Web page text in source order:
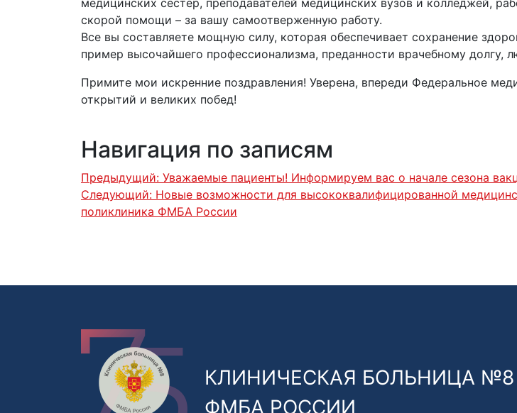
скорой помощи – за вашу самоотверженную работу.
Все вы составляете мощную силу, которая обеспечивает сохранение
пример высочайшего профессионализма, преданности врачебному долгу,
Примите мои искренние поздравления! Уверена, впереди Федеральное
открытий и великих побед!
Навигация по записям
Предыдущий: Уважаемые пациенты! Информируем вас о начале сезона
Следующий: Новые возможности для высококвалифицированной
поликлиника ФМБА России
КЛИНИЧЕСКАЯ БОЛЬНИЦА №8
ФМБА РОССИИ